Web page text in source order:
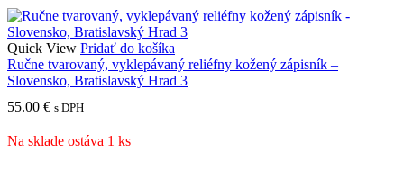
Quick View Pridať do košíka
Ručne tvarovaný, vyklepávaný reliéfny kožený zápisník –
Slovensko, Bratislavský Hrad 3
55.00 € s DPH
Na sklade ostáva 1 ks